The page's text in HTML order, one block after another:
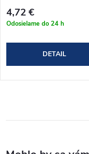
4,72 €
Odosielame do 24 h
DETAIL